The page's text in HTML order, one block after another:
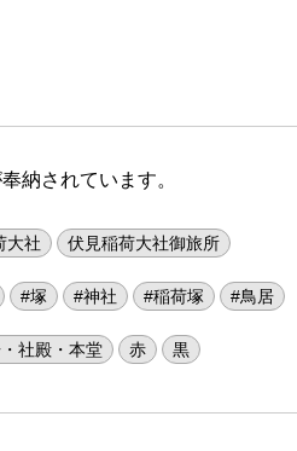
納されています。
大社 伏見稲荷大社御旅所
#塚 #神社 #稲荷塚 #鳥居
社殿・本堂 赤 黒